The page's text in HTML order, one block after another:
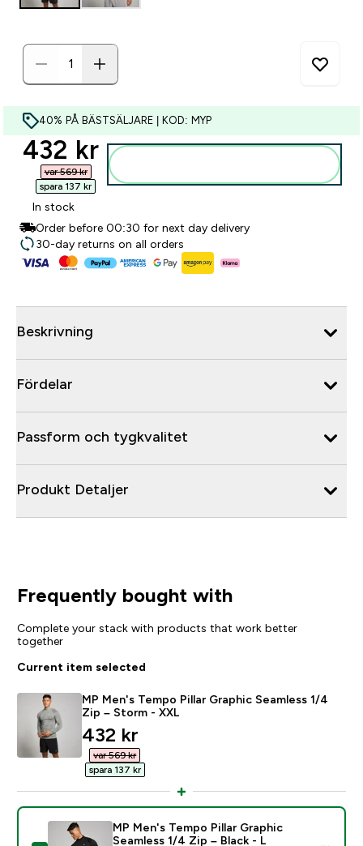
40% PÅ BÄSTSÄLJARE | KOD: MYP
discounted price
432 kr‎
var 569 kr‎
spara 137 kr‎
In stock
Order before 00:30 for next day delivery
30-day returns on all orders
Beskrivning
Fördelar
Passform och tygkvalitet
Produkt Detaljer
Frequently bought with
Complete your stack with products that work better
together
Current item selected
MP Men's Tempo Pillar Graphic Seamless 1/4
Zip – Storm - XXL
discounted price
432 kr‎
var 569 kr‎
spara 137 kr‎
MP Men's Tempo Pillar Graphic
Seamless 1/4 Zip – Black - L